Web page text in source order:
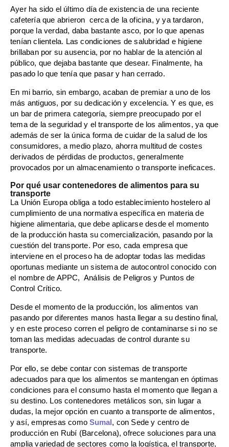
Ayer ha sido el último día de existencia de una reciente
cafetería que abrieron cerca de la oficina, y ya tardaron,
porque la verdad, daba bastante asco, por lo que apenas
tenían clientela. Las condiciones de salubridad e higiene
brillaban por su ausencia, por no hablar de la atención al
público, que dejaba bastante que desear. Finalmente, ha
pasado lo que tenía que pasar y han cerrado.
En mi barrio, sin embargo, acaban de premiar a uno de los
más antiguos, por su dedicación y excelencia. Y es que, es
un bar de primera categoría, siempre preocupado por el
tema de la seguridad y el transporte de los alimentos, ya que
además de ser la única forma de cuidar de la salud de los
consumidores, a medio plazo, ahorra multitud de costes
derivados de pérdidas de productos, generalmente
provocados por un almacenamiento o transporte ineficaces.
Por qué usar contenedores de alimentos para su
transporte
La Unión Europa obliga a todo establecimiento hostelero al
cumplimiento de una normativa específica en materia de
higiene alimentaria, que debe aplicarse desde el momento
de la producción hasta su comercialización, pasando por la
cuestión del transporte. Por eso, cada empresa que
interviene en el proceso ha de adoptar todas las medidas
oportunas mediante un sistema de autocontrol conocido con
el nombre de APPC, Análisis de Peligros y Puntos de
Control Crítico.
Desde el momento de la producción, los alimentos van
pasando por diferentes manos hasta llegar a su destino final,
y en este proceso corren el peligro de contaminarse si no se
toman las medidas adecuadas de control durante su
transporte.
Por ello, se debe contar con sistemas de transporte
adecuados para que los alimentos se mantengan en óptimas
condiciones para el consumo hasta el momento que llegan a
su destino. Los contenedores metálicos son, sin lugar a
dudas, la mejor opción en cuanto a transporte de alimentos,
y así, empresas comoSumal , con Sede y centro de
producción en Rubí (Barcelona), ofrece soluciones para una
amplia variedad de sectores como la logística, el transporte,